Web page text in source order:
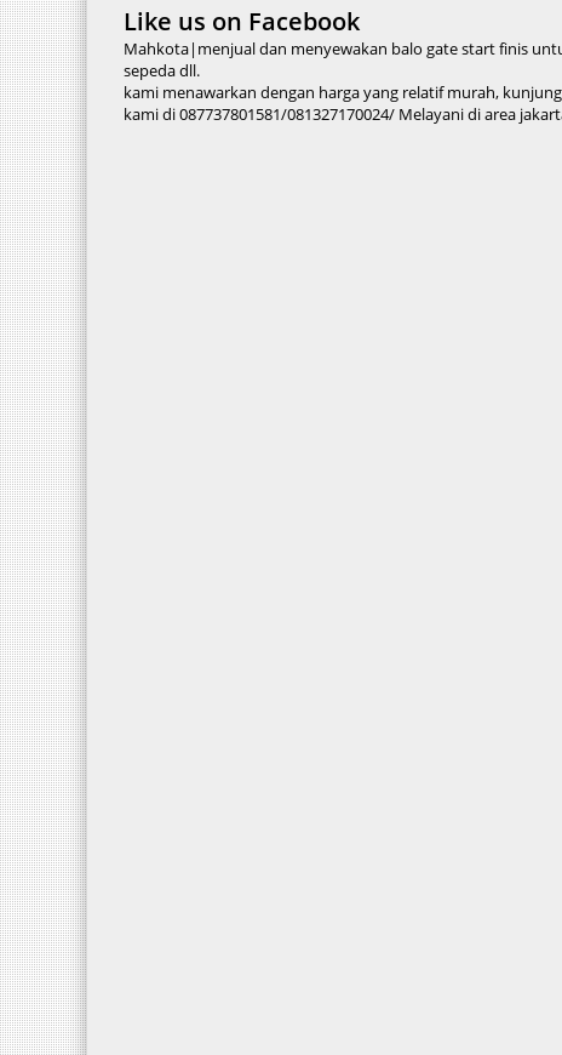
Like us on Facebook
Mahkota|menjual dan menyewakan balo gate start finis
sepeda dll.
kami menawarkan dengan harga yang relatif murah,
kami di 087737801581/081327170024/ Melayani di area